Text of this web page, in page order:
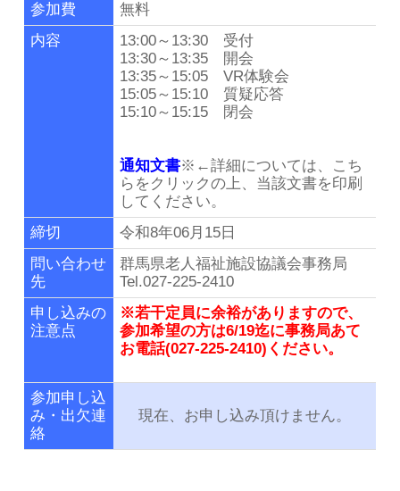
参加費
無料
内容
13:00～13:30 受付
13:30～13:35 開会
13:35～15:05 VR体験会
15:05～15:10 質疑応答
15:10～15:15 閉会
通知文書※←詳細については、こち
らをクリックの上、当該文書を印刷
してください。
締切
令和8年06月15日
問い合わせ
先
群馬県老人福祉施設協議会事務局
Tel.027-225-2410
申し込みの
注意点
※若干定員に余裕がありますので、
参加希望の方は6/19迄に事務局あて
お電話(027-225-2410)ください。
参加申し込
み・出欠連
絡
現在、お申し込み頂けません。
お問い合わせ
会員専用ページ